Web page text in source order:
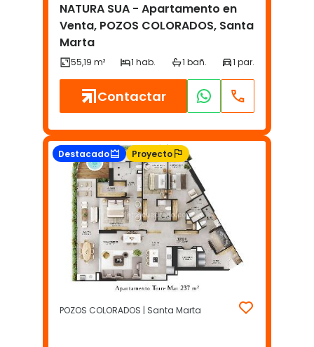
NATURA SUA - Apartamento en
Venta, POZOS COLORADOS, Santa
Marta
Contactar
Destacado Proyecto
POZOS COLORADOS | Santa Marta